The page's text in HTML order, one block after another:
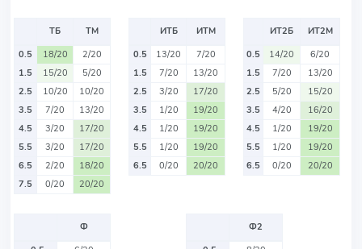
ТБ
ТМ
0.5
18/20
2/20
1.5
15/20
5/20
2.5
10/20
10/20
3.5
7/20
13/20
4.5
3/20
17/20
5.5
3/20
17/20
6.5
2/20
18/20
7.5
0/20 20/20
ИТБ
ИТМ
0.5
13/20
7/20
1.5
7/20
13/20
2.5
3/20
17/20
3.5
1/20
19/20
4.5
1/20
19/20
5.5
1/20
19/20
6.5
0/20 20/20
ИТ2Б
ИТ2М
0.5
14/20
6/20
1.5
7/20
13/20
2.5
5/20
15/20
3.5
4/20
16/20
4.5
1/20
19/20
5.5
1/20
19/20
6.5
0/20 20/20
Ф
Ф2